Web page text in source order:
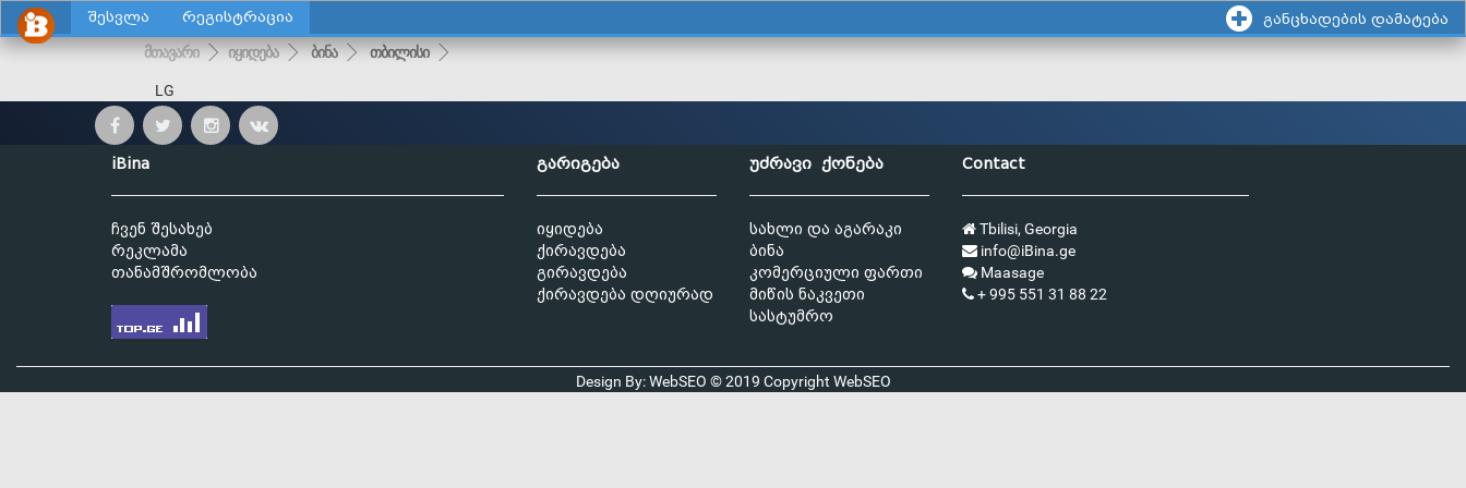
შესვლა რეგისტრაცია განცხადების დამატება
მთავარი იყიდება ბინა თბილისი
LG
iBina
ჩვენ შესახებ
რეკლამა
თანამშრომლობა
გარიგება
იყიდება
ქირავდება
გირავდება
ქირავდება დღიურად
უძრავი ქონება
სახლი და აგარაკი
ბინა
კომერციული ფართი
მიწის ნაკვეთი
სასტუმრო
Contact
Tbilisi, Georgia
info@iBina.ge
Maasage
+ 995 551 31 88 22
Design By: WebSEO © 2019 Copyright WebSEO